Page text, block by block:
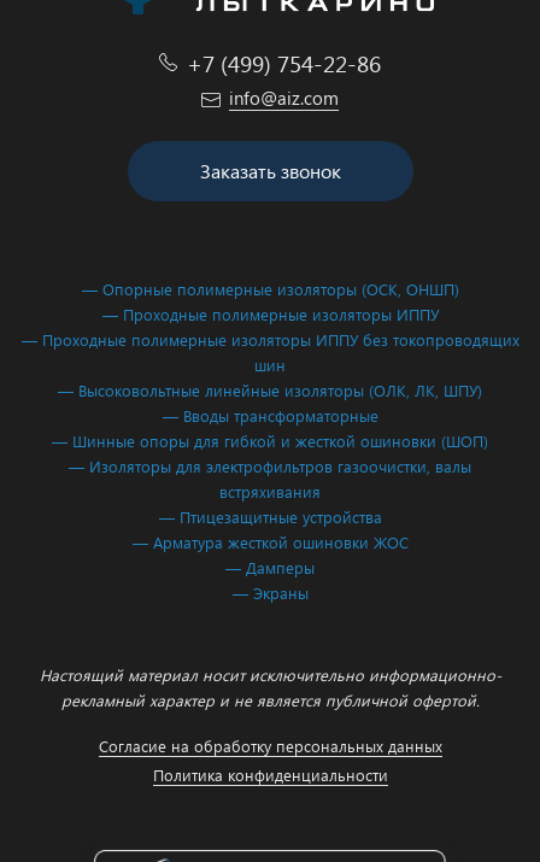
+7 (499) 754-22-86
info@aiz.com
Заказать звонок
— Опорные полимерные изоляторы (ОСК, ОНШП)
— Проходные полимерные изоляторы ИППУ
— Проходные полимерные изоляторы ИППУ без токопроводящих
шин
— Высоковольтные линейные изоляторы (ОЛК, ЛК, ШПУ)
— Вводы трансформаторные
— Шинные опоры для гибкой и жесткой ошиновки (ШОП)
— Изоляторы для электрофильтров газоочистки, валы
встряхивания
— Птицезащитные устройства
— Арматура жесткой ошиновки ЖОС
— Дамперы
— Экраны
Настоящий материал носит исключительно информационно-
рекламный характер и не является публичной офертой.
Согласие на обработку персональных данных
Политика конфиденциальности